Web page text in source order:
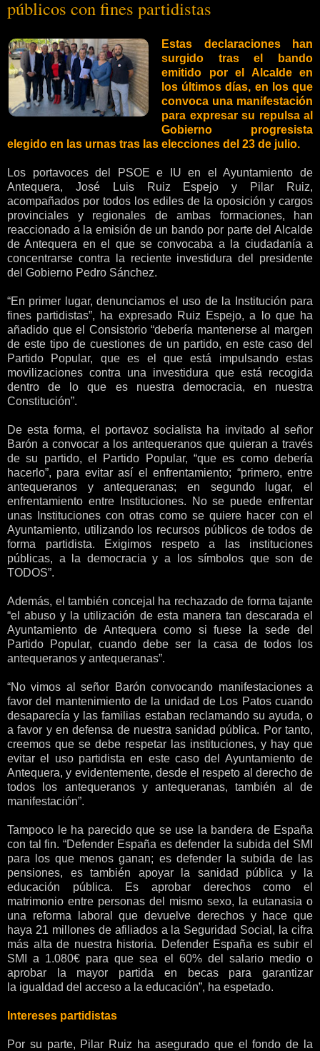
públicos con fines partidistas
Estas declaraciones han
surgido tras el bando
emitido por el Alcalde en
los últimos días, en los que
convoca una manifestación
para expresar su repulsa al
Gobierno progresista
elegido en las urnas tras las elecciones del 23 de julio.
Los portavoces del PSOE e IU en el Ayuntamiento de
Antequera, José Luis Ruiz Espejo y Pilar Ruiz,
acompañados por todos los ediles de la oposición y cargos
provinciales y regionales de ambas formaciones, han
reaccionado a la emisión de un bando por parte del Alcalde
de Antequera en el que se convocaba a la ciudadanía a
concentrarse contra la reciente investidura del presidente
del Gobierno Pedro Sánchez.
“En primer lugar, denunciamos el uso de la Institución para
fines partidistas”, ha expresado Ruiz Espejo, a lo que ha
añadido que el Consistorio “debería mantenerse al margen
de este tipo de cuestiones de un partido, en este caso del
Partido Popular, que es el que está impulsando estas
movilizaciones contra una investidura que está recogida
dentro de lo que es nuestra democracia, en nuestra
Constitución”.
De esta forma, el portavoz socialista ha invitado al señor
Barón a convocar a los antequeranos que quieran a través
de su partido, el Partido Popular, “que es como debería
hacerlo”, para evitar así el enfrentamiento; “primero, entre
antequeranos y antequeranas; en segundo lugar, el
enfrentamiento entre Instituciones. No se puede enfrentar
unas Instituciones con otras como se quiere hacer con el
Ayuntamiento, utilizando los recursos públicos de todos de
forma partidista. Exigimos respeto a las instituciones
públicas, a la democracia y a los símbolos que son de
TODOS”.
Además, el también concejal ha rechazado de forma tajante
“el abuso y la utilización de esta manera tan descarada el
Ayuntamiento de Antequera como si fuese la sede del
Partido Popular, cuando debe ser la casa de todos los
antequeranos y antequeranas”.
“No vimos al señor Barón convocando manifestaciones a
favor del mantenimiento de la unidad de Los Patos cuando
desaparecía y las familias estaban reclamando su ayuda, o
a favor y en defensa de nuestra sanidad pública. Por tanto,
creemos que se debe respetar las instituciones, y hay que
evitar el uso partidista en este caso del Ayuntamiento de
Antequera, y evidentemente, desde el respeto al derecho de
todos los antequeranos y antequeranas, también al de
manifestación”.
Tampoco le ha parecido que se use la bandera de España
con tal fin. “Defender España es defender la subida del SMI
para los que menos ganan; es defender la subida de las
pensiones, es también apoyar la sanidad pública y la
educación pública. Es aprobar derechos como el
matrimonio entre personas del mismo sexo, la eutanasia o
una reforma laboral que devuelve derechos y hace que
haya 21 millones de afiliados a la Seguridad Social, la cifra
más alta de nuestra historia. Defender España es subir el
SMI a 1.080€ para que sea el 60% del salario medio o
aprobar la mayor partida en becas para garantizar
la igualdad del acceso a la educación”, ha espetado.
Intereses partidistas
Por su parte, Pilar Ruiz ha asegurado que el fondo de la